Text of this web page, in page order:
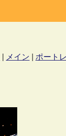
メイン
ポート